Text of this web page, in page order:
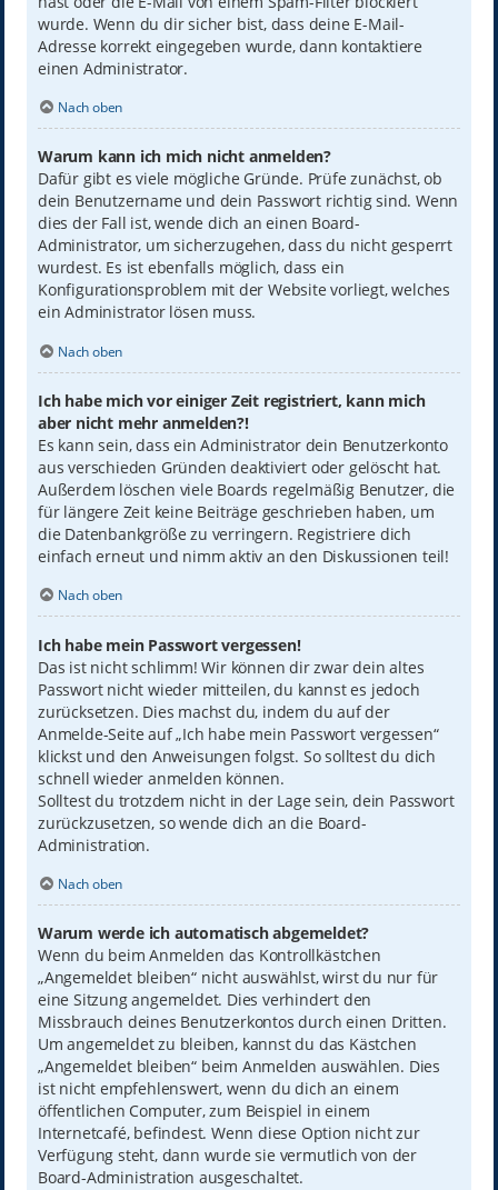
wurde. Wenn du dir sicher bist, dass deine E-Mail-
Adresse korrekt eingegeben wurde, dann kontaktiere
einen Administrator.
Nach oben
Warum kann ich mich nicht anmelden?
Dafür gibt es viele mögliche Gründe. Prüfe zunächst, ob
dein Benutzername und dein Passwort richtig sind. Wenn
dies der Fall ist, wende dich an einen Board-
Administrator, um sicherzugehen, dass du nicht gesperrt
wurdest. Es ist ebenfalls möglich, dass ein
Konfigurationsproblem mit der Website vorliegt, welches
ein Administrator lösen muss.
Nach oben
Ich habe mich vor einiger Zeit registriert, kann mich
aber nicht mehr anmelden?!
Es kann sein, dass ein Administrator dein Benutzerkonto
aus verschieden Gründen deaktiviert oder gelöscht hat.
Außerdem löschen viele Boards regelmäßig Benutzer, die
für längere Zeit keine Beiträge geschrieben haben, um
die Datenbankgröße zu verringern. Registriere dich
einfach erneut und nimm aktiv an den Diskussionen teil!
Nach oben
Ich habe mein Passwort vergessen!
Das ist nicht schlimm! Wir können dir zwar dein altes
Passwort nicht wieder mitteilen, du kannst es jedoch
zurücksetzen. Dies machst du, indem du auf der
Anmelde-Seite auf „Ich habe mein Passwort vergessen“
klickst und den Anweisungen folgst. So solltest du dich
schnell wieder anmelden können.
Solltest du trotzdem nicht in der Lage sein, dein Passwort
zurückzusetzen, so wende dich an die Board-
Administration.
Nach oben
Warum werde ich automatisch abgemeldet?
Wenn du beim Anmelden das Kontrollkästchen
„Angemeldet bleiben“ nicht auswählst, wirst du nur für
eine Sitzung angemeldet. Dies verhindert den
Missbrauch deines Benutzerkontos durch einen Dritten.
Um angemeldet zu bleiben, kannst du das Kästchen
„Angemeldet bleiben“ beim Anmelden auswählen. Dies
ist nicht empfehlenswert, wenn du dich an einem
öffentlichen Computer, zum Beispiel in einem
Internetcafé, befindest. Wenn diese Option nicht zur
Verfügung steht, dann wurde sie vermutlich von der
Board-Administration ausgeschaltet.